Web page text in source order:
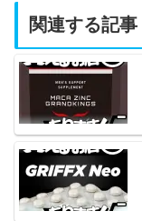
関連する記事